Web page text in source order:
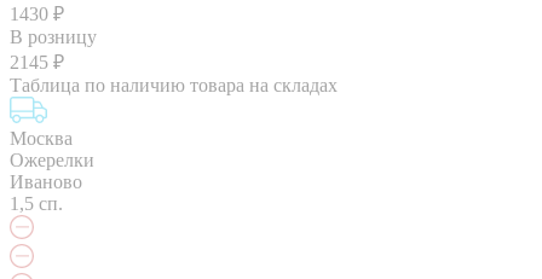
1430 ₽
В розницу
2145 ₽
Таблица по наличию товара на складах
Москва
Ожерелки
Иваново
1,5 сп.